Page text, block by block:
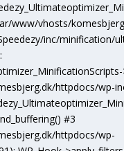
www/vhosts/
inc/minification/
httpdocs/wp-
#3
httpdocs/wp-